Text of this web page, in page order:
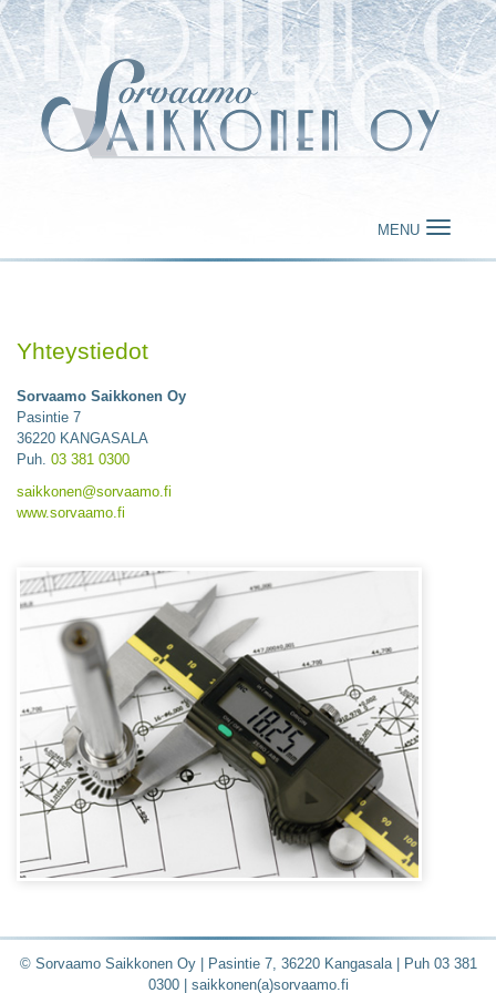
MENU
Yhteystiedot
Sorvaamo Saikkonen Oy
Pasintie 7
36220 KANGASALA
Puh. 03 381 0300
saikkonen@sorvaamo.fi
www.sorvaamo.fi
© Sorvaamo Saikkonen Oy | Pasintie 7, 36220 Kangasala | Puh 03 381
0300 | saikkonen(a)sorvaamo.fi